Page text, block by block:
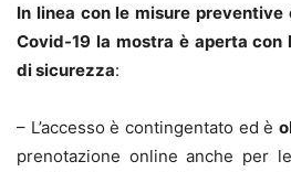
In linea con le misure
Covid-19 la mostra è aperta
di sicurezza:
– L’accesso è contingentato ed è
prenotazione online anche per